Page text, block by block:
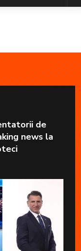
de
news la